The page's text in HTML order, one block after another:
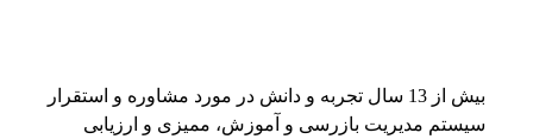
بیش از 13 سال تجربه و دانش در مورد مشاوره و استقرار
سیستم مدیریت بازرسی و آموزش، ممیزی و ارزیابی